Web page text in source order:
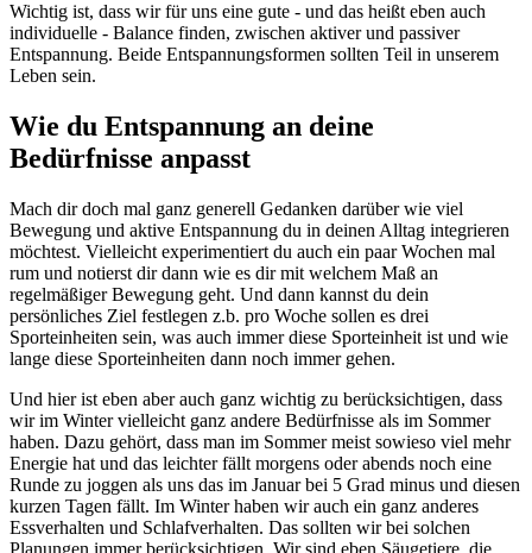
Wichtig ist, dass wir für uns eine gute - und das heißt eben auch
individuelle - Balance finden, zwischen aktiver und passiver
Entspannung. Beide Entspannungsformen sollten Teil in unserem
Leben sein.
Wie du Entspannung an deine
Bedürfnisse anpasst
Mach dir doch mal ganz generell Gedanken darüber wie viel
Bewegung und aktive Entspannung du in deinen Alltag integrieren
möchtest. Vielleicht experimentiert du auch ein paar Wochen mal
rum und notierst dir dann wie es dir mit welchem Maß an
regelmäßiger Bewegung geht. Und dann kannst du dein
persönliches Ziel festlegen z.b. pro Woche sollen es drei
Sporteinheiten sein, was auch immer diese Sporteinheit ist und wie
lange diese Sporteinheiten dann noch immer gehen.
Und hier ist eben aber auch ganz wichtig zu berücksichtigen, dass
wir im Winter vielleicht ganz andere Bedürfnisse als im Sommer
haben. Dazu gehört, dass man im Sommer meist sowieso viel mehr
Energie hat und das leichter fällt morgens oder abends noch eine
Runde zu joggen als uns das im Januar bei 5 Grad minus und diesen
kurzen Tagen fällt. Im Winter haben wir auch ein ganz anderes
Essverhalten und Schlafverhalten. Das sollten wir bei solchen